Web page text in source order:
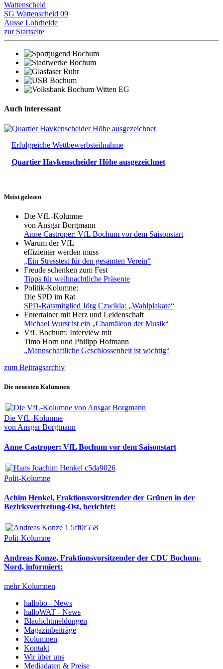
Wattenscheid
SG Wattenscheid 09
Ausse Lohrheide
zur Startseite
Auch interessant
Erfolgreiche Wettbewerbsteilnahme
Quartier Havkenscheider Höhe ausgezeichnet
Meist gelesen
Die VfL-Kolumne
von Ansgar Borgmann
Anne Castroper: VfL Bochum vor dem Saisonstart
Warum der VfL
effizienter werden muss
„Ein Stresstest für den gesamten Verein“
Freude schenken zum Fest
Tipps für weihnachtliche Präsente
Politik-Kolumne:
Die SPD im Rat
SPD-Ratsmitglied Jörg Czwikla: „Wahlplakate“
Entertainer mit Herz und Leidenschaft
Michael Wurst ist ein „Chamäleon der Musik“
VfL Bochum: Interview mit
Timo Horn und Philipp Hofmann
„Mannschaftliche Geschlossenheit ist wichtig“
zum Beitragsarchiv
Die neuesten Kolumnen
Die VfL-Kolumne
von Ansgar Borgmann
Anne Castroper: VfL Bochum vor dem Saisonstart
Polit-Kolumne
Achim Henkel, Fraktionsvorsitzender der Grünen in der
Bezirksvertretung-Ost, berichtet:
Polit-Kolumne
Andreas Konze, Fraktionsvorsitzender der CDU Bochum-
Nord, informiert:
mehr Kolumnen
hallobo - News
halloWAT - News
Blaulichtmeldungen
Magazinbeiträge
Kolumnen
Kontakt
Wir über uns
Mediadaten & Preise